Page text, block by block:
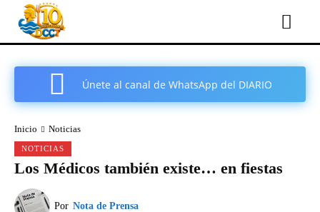
Únete al canal de WhatsApp del DIARIO
Inicio Noticias
NOTICIAS
Los Médicos también existe… en fiestas
Por Nota de Prensa